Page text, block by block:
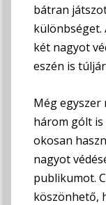
bátran
különbséget.
két nagyot
eszén is
Még egyszer
három gólt is
okosan
nagyot
publikumot.
köszönhető,